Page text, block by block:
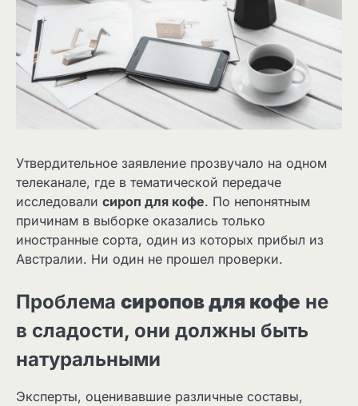
Утвердительное заявление прозвучало на одном
телеканале, где в тематической передаче
исследовали сироп для кофе. По непонятным
причинам в выборке оказались только
иностранные сорта, один из которых прибыл из
Австралии. Ни один не прошел проверки.
Проблема сиропов для кофе не
в сладости, они должны быть
натуральными
Эксперты, оценивавшие различные составы,